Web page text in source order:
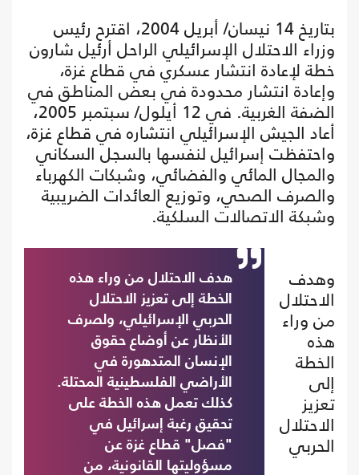
بتاريخ 14 نيسان/ أبريل 2004، اقترح رئيس
وزراء الاحتلال الإسرائيلي الراحل أرئيل شارون
خطة لإعادة انتشار عسكري في قطاع غزة،
وإعادة انتشار محدودة في بعض المناطق في
الضفة الغربية. في 12 أيلول/ سبتمبر 2005،
أعاد الجيش الإسرائيلي انتشاره في قطاع غزة،
واحتفظت إسرائيل لنفسها بالسجل السكاني
والمجال المائي والفضائي، وشبكات الكهرباء
والصرف الصحي، وتوزيع العائدات الضريبية
وشبكة الاتصالات السلكية.
هدف الاحتلال من وراء هذه
الخطة إلى تعزيز الاحتلال
الحربي الإسرائيلي، ولصرف
الأنظار عن أوضاع حقوق
الإنسان المتدهورة في
الأراضي الفلسطينية المحتلة.
كذلك تعمل هذه الخطة على
تحقيق رغبة إسرائيل في
"فصل" قطاع غزة عن
مسؤوليتها القانونية، من
وهدف
الاحتلال
من وراء
هذه
الخطة
إلى
تعزيز
الاحتلال
الحربي